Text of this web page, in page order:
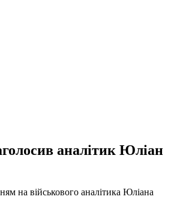
аналітик Юліан
на військового аналітика Юліана